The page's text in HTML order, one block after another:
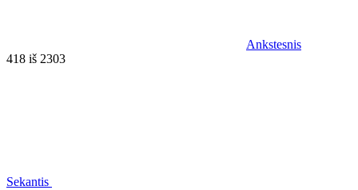
Ankstesnis
418 iš 2303
Sekantis